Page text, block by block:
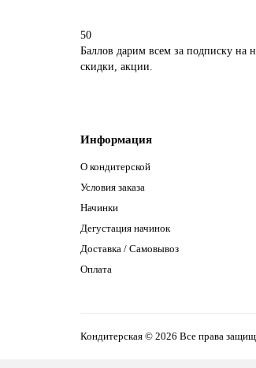
50
Баллов дарим всем за подписку на
скидки, акции.
Информация
О кондитерской
Условия заказа
Начинки
Дегустация начинок
Доставка / Самовывоз
Оплата
Кондитерская © 2026 Все права